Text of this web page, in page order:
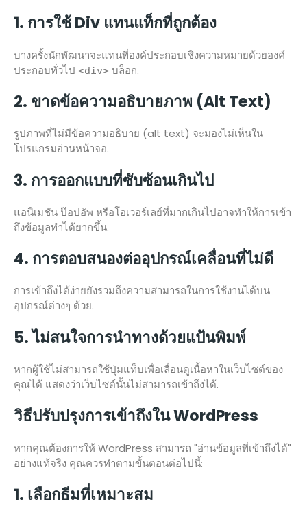
1. การใช้ Div แทนแท็กที่ถูกต้อง
บางครั้งนักพัฒนาจะแทนที่องค์ประกอบเชิงความหมายด้วยองค์
ประกอบทั่วไป <div> บล็อก.
2. ขาดข้อความอธิบายภาพ (Alt Text)
รูปภาพที่ไม่มีข้อความอธิบาย (alt text) จะมองไม่เห็นใน
โปรแกรมอ่านหน้าจอ.
3. การออกแบบที่ซับซ้อนเกินไป
แอนิเมชัน ป๊อปอัพ หรือโอเวอร์เลย์ที่มากเกินไปอาจทำให้การเข้า
ถึงข้อมูลทำได้ยากขึ้น.
4. การตอบสนองต่ออุปกรณ์เคลื่อนที่ไม่ดี
การเข้าถึงได้ง่ายยังรวมถึงความสามารถในการใช้งานได้บน
อุปกรณ์ต่างๆ ด้วย.
5. ไม่สนใจการนำทางด้วยแป้นพิมพ์
หากผู้ใช้ไม่สามารถใช้ปุ่มแท็บเพื่อเลื่อนดูเนื้อหาในเว็บไซต์ของ
คุณได้ แสดงว่าเว็บไซต์นั้นไม่สามารถเข้าถึงได้.
วิธีปรับปรุงการเข้าถึงใน WordPress
หากคุณต้องการให้ WordPress สามารถ "อ่านข้อมูลที่เข้าถึงได้"
อย่างแท้จริง คุณควรทำตามขั้นตอนต่อไปนี้:
1. เลือกธีมที่เหมาะสม